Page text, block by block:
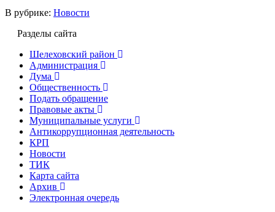
В рубрике: Новости
Разделы сайта
Шелеховский район
Администрация
Дума
Общественность
Подать обращение
Правовые акты
Муниципальные услуги
Антикоррупционная деятельность
КРП
Новости
ТИК
Карта сайта
Архив
Электронная очередь